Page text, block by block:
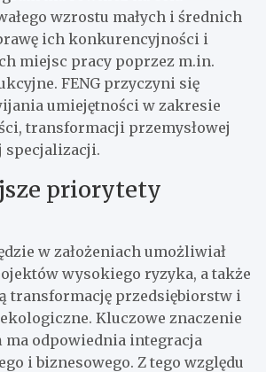
wzrostu małych i średnich
ich konkurencyjności i
miejsc pracy poprzez m.in.
FENG przyczyni się
umiejętności w zakresie
transformacji przemysłowej
specjalizacji.
priorytety
w założeniach umożliwiał
wysokiego ryzyka, a także
transformację przedsiębiorstw i
Kluczowe znaczenie
ma odpowiednia integracja
i biznesowego. Z tego względu